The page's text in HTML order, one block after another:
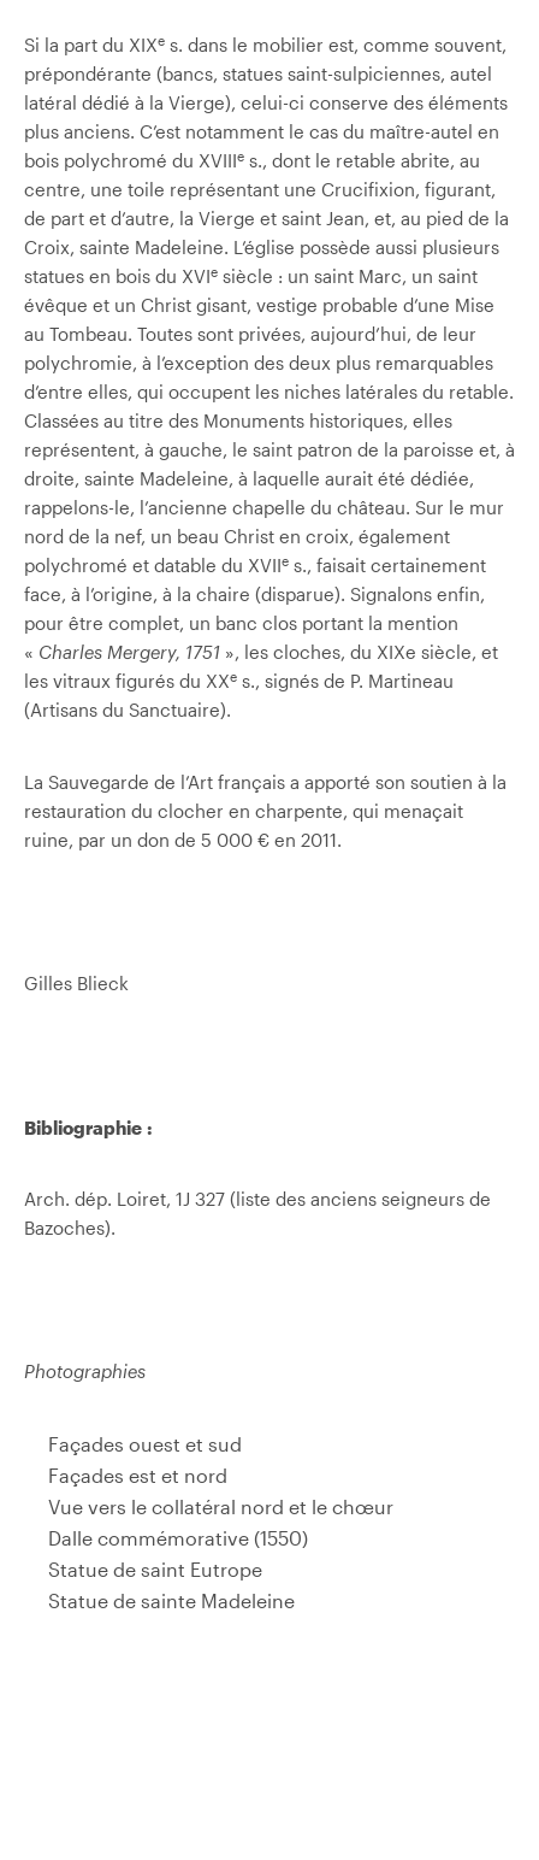
Si la part du XIXe s. dans le mobilier est, comme souvent,
prépondérante (bancs, statues saint-sulpiciennes, autel
latéral dédié à la Vierge), celui-ci conserve des éléments
plus anciens. C’est notamment le cas du maître-autel en
bois polychromé du XVIIIe s., dont le retable abrite, au
centre, une toile représentant une Crucifixion, figurant,
de part et d’autre, la Vierge et saint Jean, et, au pied de la
Croix, sainte Madeleine. L’église possède aussi plusieurs
statues en bois du XVIe siècle : un saint Marc, un saint
évêque et un Christ gisant, vestige probable d’une Mise
au Tombeau. Toutes sont privées, aujourd’hui, de leur
polychromie, à l’exception des deux plus remarquables
d’entre elles, qui occupent les niches latérales du retable.
Classées au titre des Monuments historiques, elles
représentent, à gauche, le saint patron de la paroisse et, à
droite, sainte Madeleine, à laquelle aurait été dédiée,
rappelons-le, l’ancienne chapelle du château. Sur le mur
nord de la nef, un beau Christ en croix, également
polychromé et datable du XVIIe s., faisait certainement
face, à l’origine, à la chaire (disparue). Signalons enfin,
pour être complet, un banc clos portant la mention
« Charles Mergery, 1751 », les cloches, du XIXe siècle, et
les vitraux figurés du XXe s., signés de P. Martineau
(Artisans du Sanctuaire).
La Sauvegarde de l’Art français a apporté son soutien à la
restauration du clocher en charpente, qui menaçait
ruine, par un don de 5 000 € en 2011.
Gilles Blieck
Bibliographie :
Arch. dép. Loiret, 1J 327 (liste des anciens seigneurs de
Bazoches).
Photographies
Façades ouest et sud
Façades est et nord
Vue vers le collatéral nord et le chœur
Dalle commémorative (1550)
Statue de saint Eutrope
Statue de sainte Madeleine